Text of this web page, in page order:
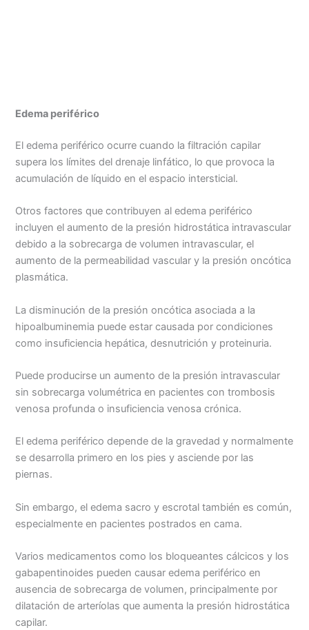
Edema periférico
El edema periférico ocurre cuando la filtración capilar
supera los límites del drenaje linfático, lo que provoca la
acumulación de líquido en el espacio intersticial.
Otros factores que contribuyen al edema periférico
incluyen el aumento de la presión hidrostática intravascular
debido a la sobrecarga de volumen intravascular, el
aumento de la permeabilidad vascular y la presión oncótica
plasmática.
La disminución de la presión oncótica asociada a la
hipoalbuminemia puede estar causada por condiciones
como insuficiencia hepática, desnutrición y proteinuria.
Puede producirse un aumento de la presión intravascular
sin sobrecarga volumétrica en pacientes con trombosis
venosa profunda o insuficiencia venosa crónica.
El edema periférico depende de la gravedad y normalmente
se desarrolla primero en los pies y asciende por las
piernas.
Sin embargo, el edema sacro y escrotal también es común,
especialmente en pacientes postrados en cama.
Varios medicamentos como los bloqueantes cálcicos y los
gabapentinoides pueden causar edema periférico en
ausencia de sobrecarga de volumen, principalmente por
dilatación de arteríolas que aumenta la presión hidrostática
capilar.